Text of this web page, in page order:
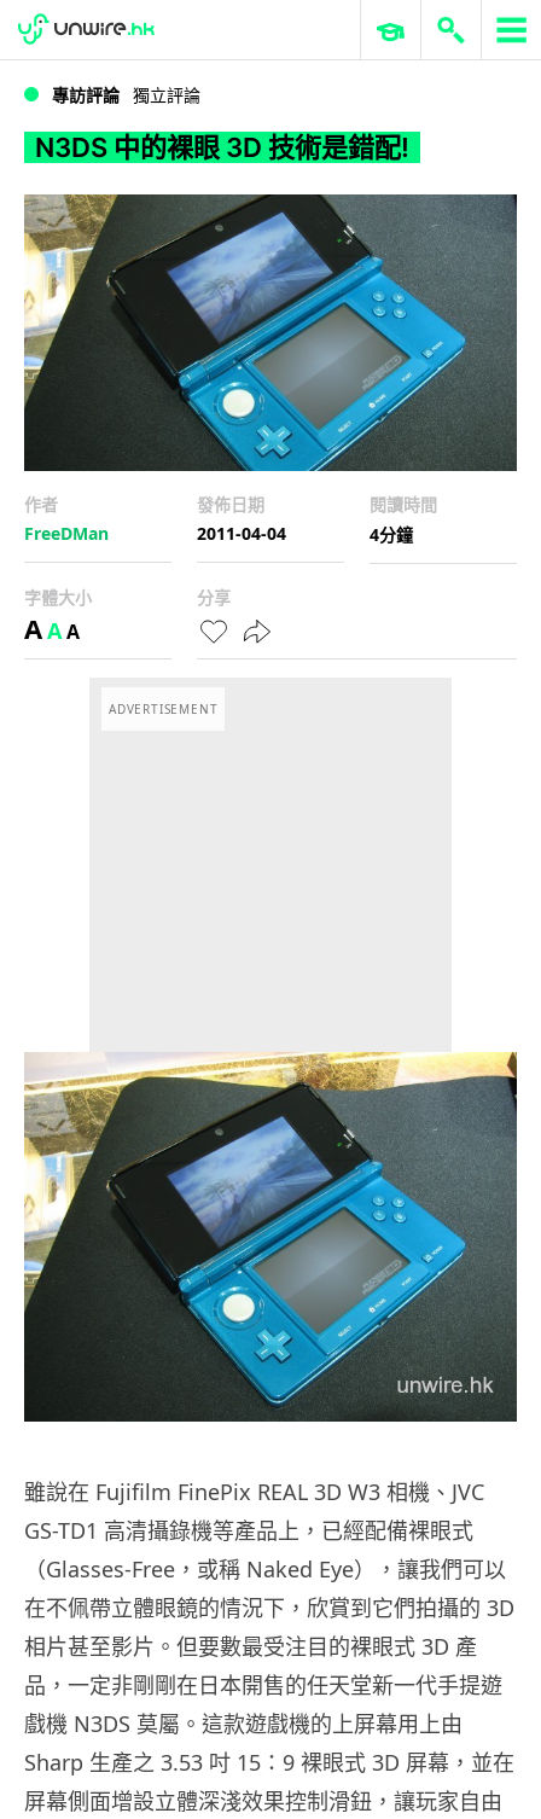
N3DS 中的裸眼 3D 技術是錯配!
WWDC 2026 ERP 與商業 AI
專訪評論 獨立評論
N3DS 中的裸眼 3D 技術是錯配!
作者
FreeDMan
發佈日期
2011-04-04
閱讀時間
4分鐘
字體大小
AAA
分享
ADVERTISEMENT
雖說在 Fujifilm FinePix REAL 3D W3 相機、JVC
GS-TD1 高清攝錄機等產品上，已經配備裸眼式
（Glasses-Free，或稱 Naked Eye），讓我們可以
在不佩帶立體眼鏡的情況下，欣賞到它們拍攝的 3D
相片甚至影片。但要數最受注目的裸眼式 3D 產
品，一定非剛剛在日本開售的任天堂新一代手提遊
戲機 N3DS 莫屬。這款遊戲機的上屏幕用上由
Sharp 生產之 3.53 吋 15：9 裸眼式 3D 屏幕，並在
屏幕側面增設立體深淺效果控制滑鈕，讓玩家自由